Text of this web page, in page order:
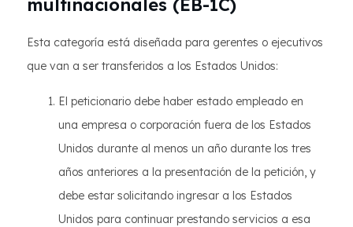
multinacionales (EB-1C)
Esta categoría está diseñada para gerentes o ejecutivos
que van a ser transferidos a los Estados Unidos:
El peticionario debe haber estado empleado en
una empresa o corporación fuera de los Estados
Unidos durante al menos un año durante los tres
años anteriores a la presentación de la petición, y
debe estar solicitando ingresar a los Estados
Unidos para continuar prestando servicios a esa